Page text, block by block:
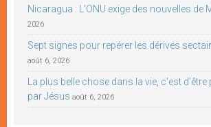
Nicaragua : L’ONU exige des nouvelles de
2026
Sept signes pour repérer les dérives
août 6, 2026
La plus belle chose dans la vie, c’est
par Jésus août 6, 2026